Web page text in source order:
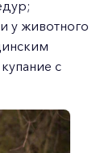
у животного
с